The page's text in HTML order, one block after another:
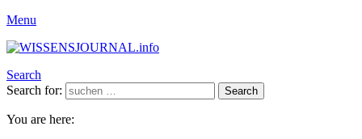
Menu
Search
Search for:
Search
You are here: